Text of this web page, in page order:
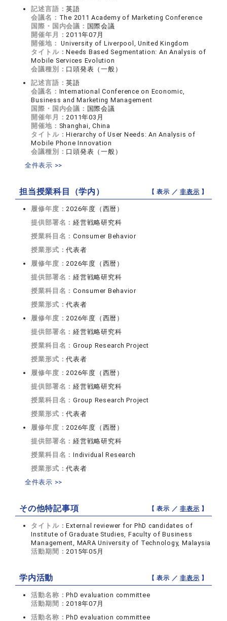
記述言語：英語
会議名： The 2011 Academy of Marketing Conference
国際・国内会議： 国際会議
開催年月：2011年07月
開催地： University of Liverpool, United Kingdom
タイトル：Needs Based Segmentation: An Analysis of
Mobile Services Evolution
会議種別： 口頭発表（一般）
記述言語：英語
会議名： International Conference on Economic,
Business and Marketing Management
国際・国内会議： 国際会議
開催年月：2011年03月
開催地： Shanghai, China
タイトル：Hierarchy of User Needs: An Analysis of
Mobile Phone Innovation
会議種別： 口頭発表（一般）
全件表示 >>
担当授業科目（学内） 【 表示 ／非表示 】
履修年度：2026年度（西暦）
提供部署名：経営戦略研究科
授業科目名：Consumer Behavior
授業形式：代表者
履修年度：2026年度（西暦）
提供部署名：経営戦略研究科
授業科目名：Consumer Behavior
授業形式：代表者
履修年度：2026年度（西暦）
提供部署名：経営戦略研究科
授業科目名：Group Research Project
授業形式：代表者
履修年度：2026年度（西暦）
提供部署名：経営戦略研究科
授業科目名：Group Research Project
授業形式：代表者
履修年度：2026年度（西暦）
提供部署名：経営戦略研究科
授業科目名：Individual Research
授業形式：代表者
全件表示 >>
その他特記事項 【 表示 ／非表示 】
タイトル：External reviewer for PhD candidates of
Institute of Graduate Studies, Faculty of Business
Management, MARA University of Technology, Malaysia
活動期間：2015年05月
学内活動 【 表示 ／非表示 】
活動名称：PhD evaluation committee
活動期間：2018年07月
活動名称：PhD evaluation committee